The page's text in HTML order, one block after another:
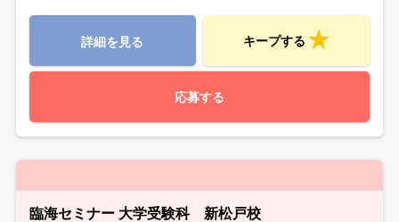
詳細を見る キープする
応募する
臨海セミナー 大学受験科 新松戸校